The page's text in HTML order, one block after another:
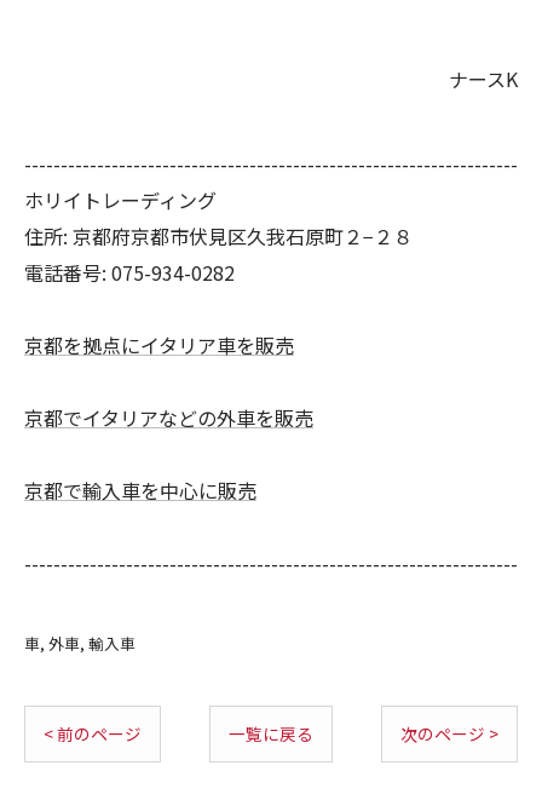
ナースK
--------------------------------------------------------------------
ホリイトレーディング
住所: 京都府京都市伏見区久我石原町２−２８
電話番号: 075-934-0282
京都を拠点にイタリア車を販売
京都でイタリアなどの外車を販売
京都で輸入車を中心に販売
--------------------------------------------------------------------
車 外車 輸入車
< 前のページ 一覧に戻る 次のページ >